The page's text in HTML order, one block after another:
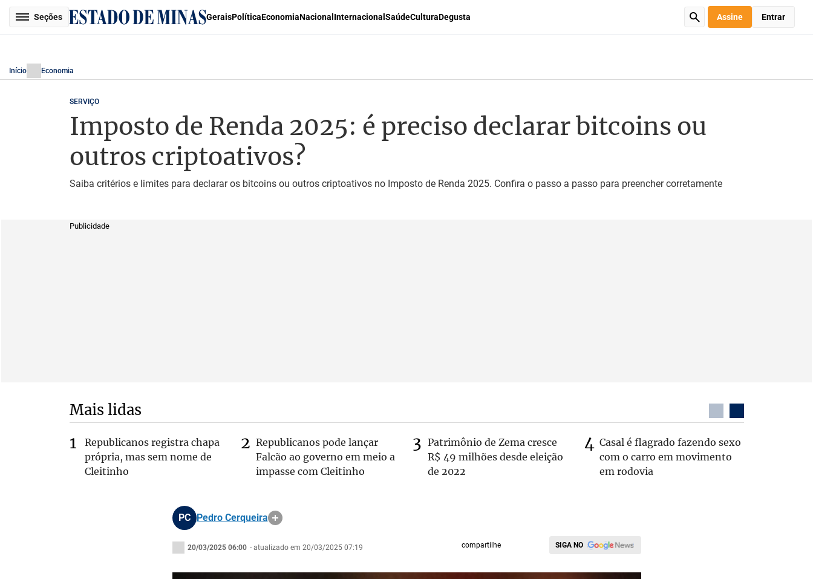
Seções GeraisPolíticaEconomiaNacional Internacional SaúdeCulturaDegusta Assine Entrar
Início Economia
SERVIÇO
Imposto de Renda 2025: é preciso declarar bitcoins ou
outros criptoativos?
Saiba critérios e limites para declarar os bitcoins ou outros criptoativos no Imposto de Renda 2025. Confira o passo a passo para preencher corretamente
Publicidade
Mais lidas
Republicanos registra chapa
própria, mas sem nome de
Cleitinho
Republicanos pode lançar
Falcão ao governo em meio a
impasse com Cleitinho
Patrimônio de Zema cresce
R$ 49 milhões desde eleição
de 2022
Casal é flagrado fazendo sexo
com o carro em movimento
em rodovia
PC Pedro Cerqueira
20/03/2025 06:00 - atualizado em 20/03/2025 07:19 compartilhe SIGA NO